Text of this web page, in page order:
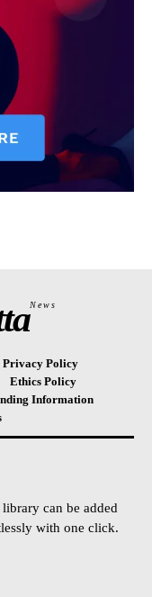
News
Privacy Policy
Ethics Policy
Information
can be added
with one click.